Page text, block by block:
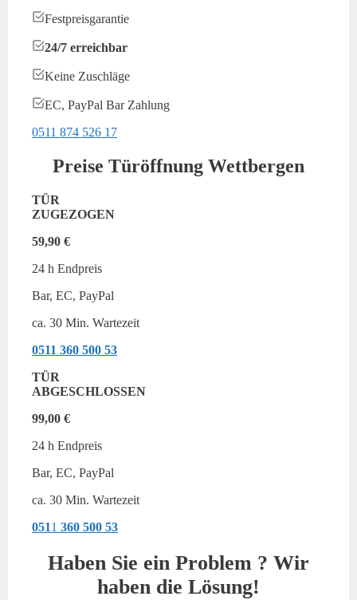
Festpreisgarantie
24/7 erreichbar
Keine Zuschläge
EC, PayPal Bar Zahlung
0511 874 526 17
Preise Türöffnung Wettbergen
TÜR
ZUGEZOGEN
59,90 €
24 h Endpreis
Bar, EC, PayPal
ca. 30 Min. Wartezeit
0511 360 500 53
TÜR
ABGESCHLOSSEN
99,00 €
24 h Endpreis
Bar, EC, PayPal
ca. 30 Min. Wartezeit
0511 360 500 53
Haben Sie ein Problem ? Wir
haben die Lösung!